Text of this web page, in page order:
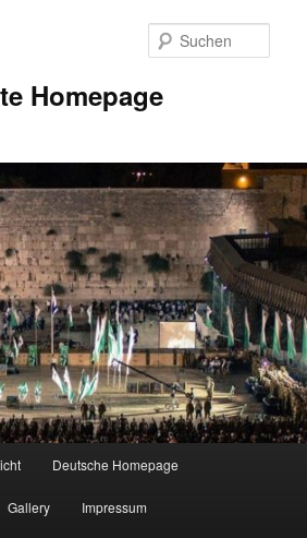
Homepage
Deutsche Homepage
Gallery Impressum